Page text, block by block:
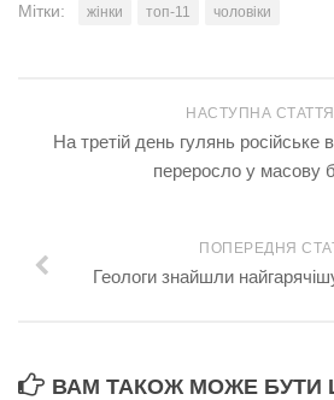
Мітки: жінки топ-11 чоловіки
НАСТУПНА СТАТТЯ
На третій день гулянь російське
переросло у масову
ПОПЕРЕДНЯ
Геологи знайшли
ВАМ ТАКОЖ МОЖЕ БУТИ